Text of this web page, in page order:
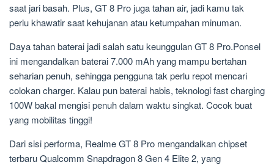
saat jari basah. Plus, GT 8 Pro juga tahan air, jadi kamu tak
perlu khawatir saat kehujanan atau ketumpahan minuman.
Daya tahan baterai jadi salah satu keunggulan GT 8 Pro.Ponsel
ini mengandalkan baterai 7.000 mAh yang mampu bertahan
seharian penuh, sehingga pengguna tak perlu repot mencari
colokan charger. Kalau pun baterai habis, teknologi fast charging
100W bakal mengisi penuh dalam waktu singkat. Cocok buat
yang mobilitas tinggi!
Dari sisi performa, Realme GT 8 Pro mengandalkan chipset
terbaru Qualcomm Snapdragon 8 Gen 4 Elite 2, yang